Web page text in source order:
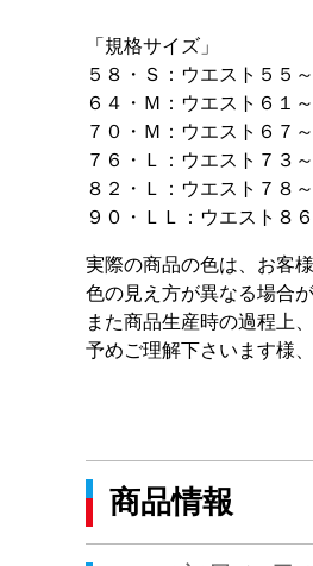
「規格サイズ」
５８・Ｓ：ウエスト５５
６４・Ｍ：ウエスト６１
７０・Ｍ：ウエスト６７
７６・Ｌ：ウエスト７３
８２・Ｌ：ウエスト７８
９０・ＬＬ：ウエスト８
実際の商品の色は、お客
色の見え方が異なる場合
また商品生産時の過程上
予めご理解下さいます様
商品情報